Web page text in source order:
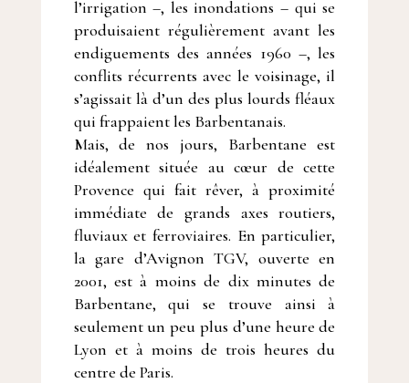
l’irrigation –, les inondations – qui se
produisaient régulièrement avant les
endiguements des années 1960 –, les
conflits récurrents avec le voisinage, il
s’agissait là d’un des plus lourds fléaux
qui frappaient les Barbentanais.
Mais, de nos jours, Barbentane est
idéalement située au cœur de cette
Provence qui fait rêver, à proximité
immédiate de grands axes routiers,
fluviaux et ferroviaires. En particulier,
la gare d’Avignon TGV, ouverte en
2001, est à moins de dix minutes de
Barbentane, qui se trouve ainsi à
seulement un peu plus d’une heure de
Lyon et à moins de trois heures du
centre de Paris.